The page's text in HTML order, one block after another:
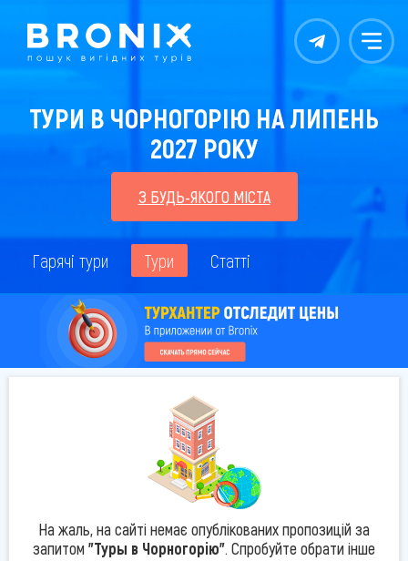
Контакты Меню
ТУРИ В ЧОРНОГОРІЮ НА ЛИПЕНЬ
2027 РОКУ
З БУДЬ-ЯКОГО МІСТА
Гарячі тури Тури Статті
На жаль, на сайті немає опублікованих пропозицій за
запитом "Туры в Чорногорію". Спробуйте обрати інше